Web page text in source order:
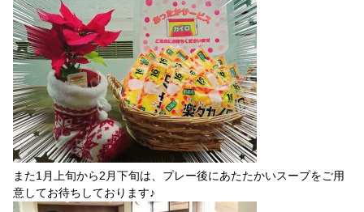
また1月上旬から2月下旬は、プレー後にあたたかいスープをご用
意してお待ちしております♪